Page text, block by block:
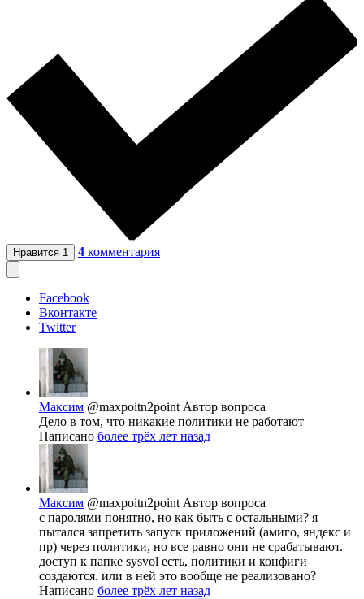
Нравится 1 4 комментария
Facebook
Вконтакте
Twitter
Максим @maxpoitn2point Автор вопроса
Дело в том, что никакие политики не работают
Написано более трёх лет назад
Максим @maxpoitn2point Автор вопроса
с паролями понятно, но как быть с остальными? я
пытался запретить запуск приложений (амиго, яндекс и
пр) через политики, но все равно они не срабатывают.
доступ к папке sysvol есть, политики и конфиги
создаются. или в ней это вообще не реализовано?
Написано более трёх лет назад